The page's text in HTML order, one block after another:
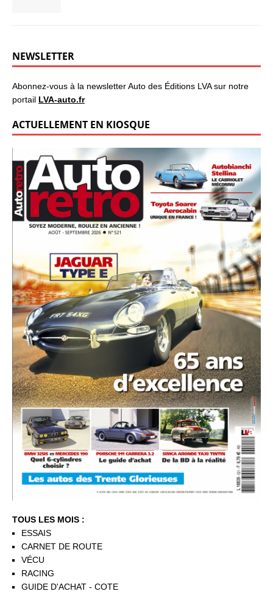
NEWSLETTER
Abonnez-vous à la newsletter Auto des Éditions LVA sur notre
portail LVA-auto.fr
ACTUELLEMENT EN KIOSQUE
TOUS LES MOIS :
ESSAIS
CARNET DE ROUTE
VÉCU
RACING
GUIDE D'ACHAT - COTE